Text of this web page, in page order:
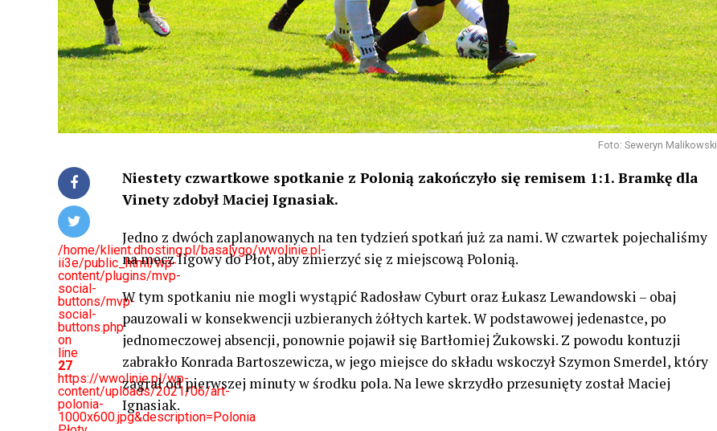
Foto: Seweryn Malikowski
/home/klient.dhosting.pl/basalygo/wwolinie.pl-
ii3e/public_html/wp-
content/plugins/mvp-
social-
buttons/mvp-
social-
buttons.php
on
line
27
https://wwolinie.pl/wp-
content/uploads/2021/06/art-
polonia-
1000x600.jpg&description=Polonia
Niestety czwartkowe spotkanie z Polonią zakończyło się remisem 1:1. Bramkę dla
Vinety zdobył Maciej Ignasiak.
Jedno z dwóch zaplanowanych na ten tydzień spotkań już za nami. W czwartek pojechaliśmy
na mecz ligowy do Płot, aby zmierzyć się z miejscową Polonią.
W tym spotkaniu nie mogli wystąpić Radosław Cyburt oraz Łukasz Lewandowski – obaj
pauzowali w konsekwencji uzbieranych żółtych kartek. W podstawowej jedenastce, po
jednomeczowej absencji, ponownie pojawił się Bartłomiej Żukowski. Z powodu kontuzji
zabrakło Konrada Bartoszewicza, w jego miejsce do składu wskoczył Szymon Smerdel, który
zagrał od pierwszej minuty w środku pola. Na lewe skrzydło przesunięty został Maciej
Ignasiak.